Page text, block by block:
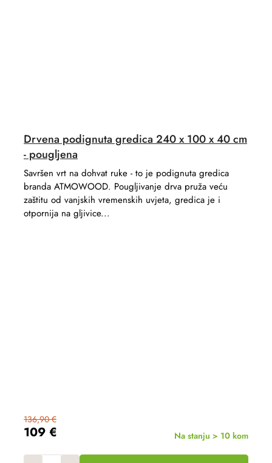
Drvena podignuta gredica 240 x 100 x 40 cm
- pougljena
109 €
136,90 €
Na stanju > 10 kom
Savršen vrt na dohvat ruke - to je podignuta gredica
branda ATMOWOOD. Pougljivanje drva pruža veću
zaštitu od vanjskih vremenskih uvjeta, gredica je i
otpornija na gljivice...